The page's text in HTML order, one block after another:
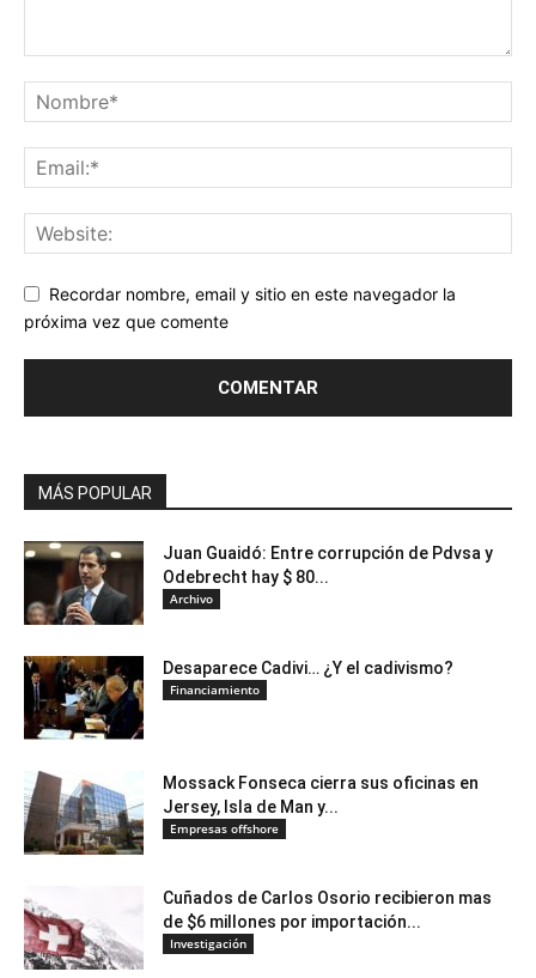
Recordar nombre, email y sitio en este navegador la
próxima vez que comente
MÁS POPULAR
Juan Guaidó: Entre corrupción de Pdvsa y
Odebrecht hay $ 80...
Archivo
Desaparece Cadivi… ¿Y el cadivismo?
Financiamiento
Mossack Fonseca cierra sus oficinas en
Jersey, Isla de Man y...
Empresas offshore
Cuñados de Carlos Osorio recibieron mas
de $6 millones por importación...
Investigación